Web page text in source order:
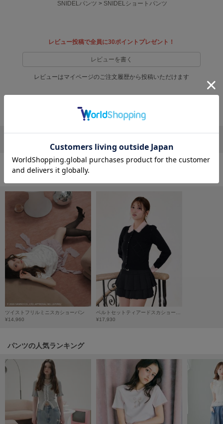
gelato pique
ジェラート ピケ
GELATO PIQUE CAT&DOG
ジェラート ピケ スリープ
グラミチ
Henon.
ハンター
HOKA ONEONE
ホカ オネオネ
キーン
LAATO
le coq sportif
ルコックスポルティフ
SNIDELパンツ > SNIDELショートパンツ
レビュー投稿で全員に30ポイントプレゼント！
レビューを書く
レビューはマイページのご注文履歴から投稿いただけます
ツイストフリルミニスカショーパン
¥14,960
¥17,930
パンツの人気ランキング